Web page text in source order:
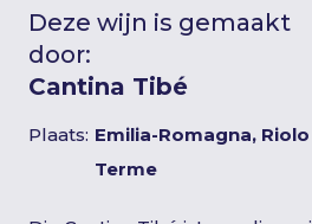
Deze wijn is gemaakt
door:
Cantina Tibé
Plaats: Emilia-Romagna, Riolo
Terme